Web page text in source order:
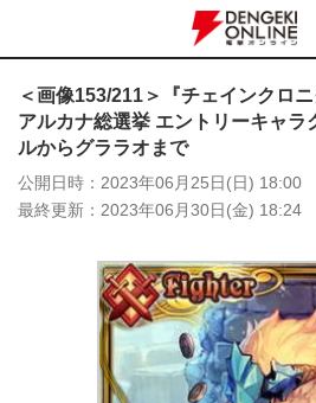
＜画像153/211＞『チェインクロ
アルカナ総選挙 エントリーキャラ
ルからグララオまで
公開日時
2023年06月25日(日) 18:00
最終更新
2023年06月30日(金) 18:24